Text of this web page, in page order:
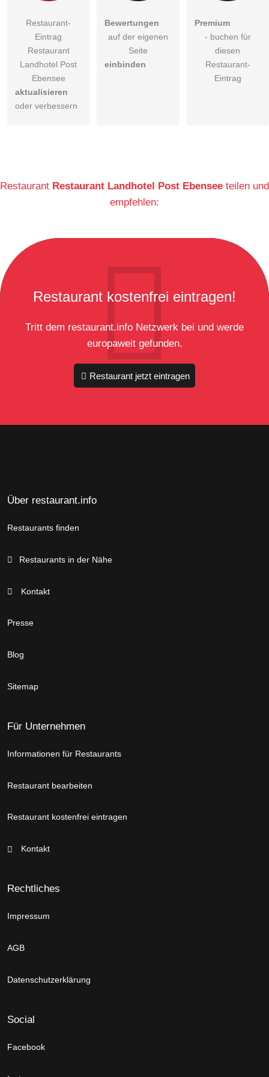
Restaurant-
Eintrag
Restaurant
Landhotel Post
Ebensee
aktualisieren
oder verbessern
Bewertungen
auf der eigenen
Seite
einbinden
Premium
- buchen für
diesen
Restaurant-
Eintrag
Restaurant Restaurant Landhotel Post Ebensee teilen und
empfehlen:
Restaurant kostenfrei eintragen!
Tritt dem restaurant.info Netzwerk bei und werde
europaweit gefunden.
Restaurant jetzt eintragen
Über restaurant.info
Restaurants finden
Restaurants in der Nähe
Kontakt
Presse
Blog
Sitemap
Für Unternehmen
Informationen für Restaurants
Restaurant bearbeiten
Restaurant kostenfrei eintragen
Kontakt
Rechtliches
Impressum
AGB
Datenschutzerklärung
Social
Facebook